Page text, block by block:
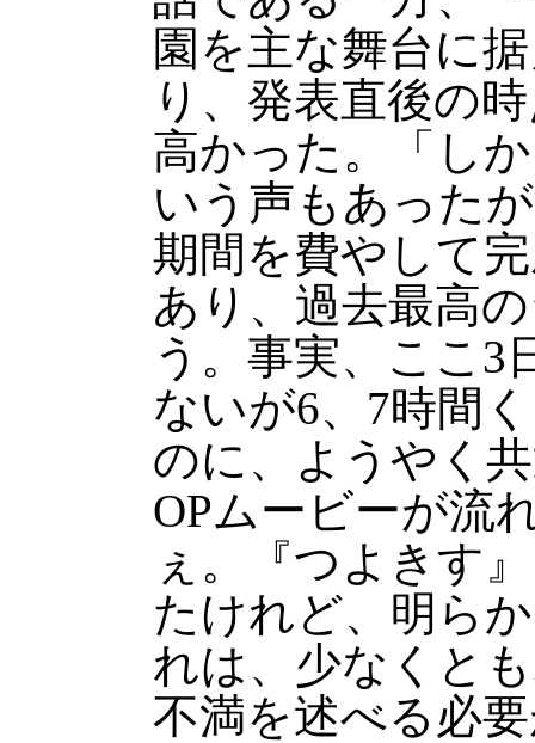
園を主な舞台に
り、発表直後の
高かった。「し
いう声もあった
期間を費やして
あり、過去最高
う。事実、ここ3
ないが6、7時間
のに、ようやく
OPムービーが流
ぇ。『つよきす
たけれど、明ら
れは、少なくと
不満を述べる必